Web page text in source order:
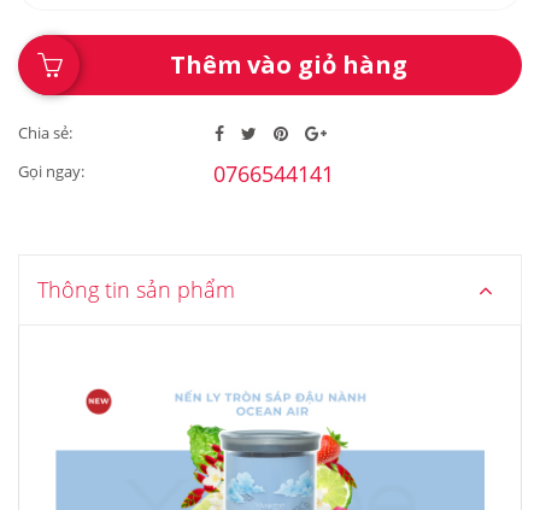
Thêm vào giỏ hàng
Chia sẻ:
Gọi ngay:
0766544141
Thông tin sản phẩm